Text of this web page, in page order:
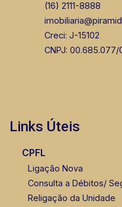
(16) 2111-8888
Creci: J-15102
CNPJ: 00.685.077/
Links Úteis
CPFL
Ligação Nova
Consulta a Débitos/
Religação da Unidade